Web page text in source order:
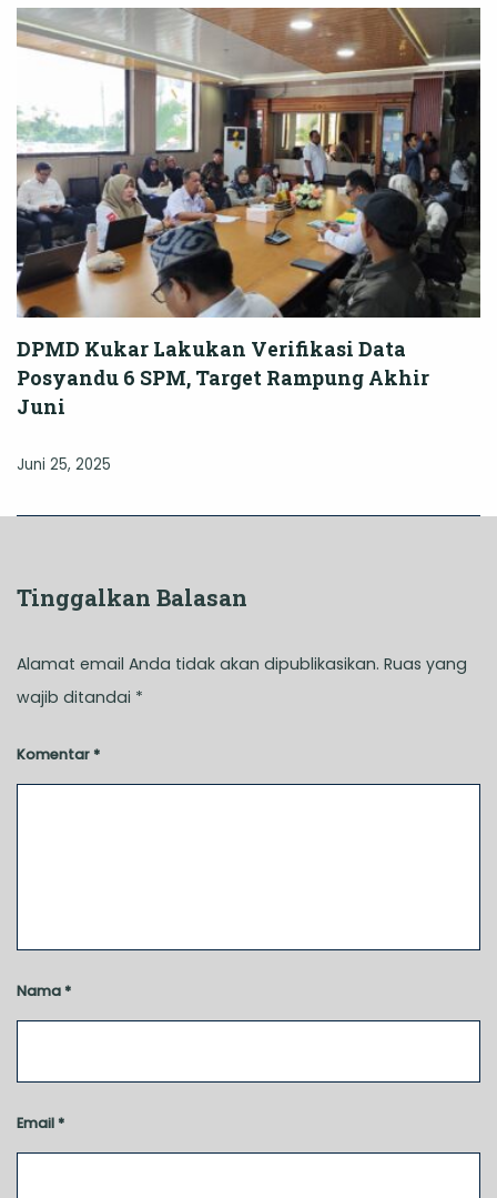
DPMD Kukar Lakukan Verifikasi Data
Posyandu 6 SPM, Target Rampung Akhir
Juni
Juni 25, 2025
Tinggalkan Balasan
Alamat email Anda tidak akan dipublikasikan. Ruas yang
wajib ditandai *
Komentar *
Nama *
Email *